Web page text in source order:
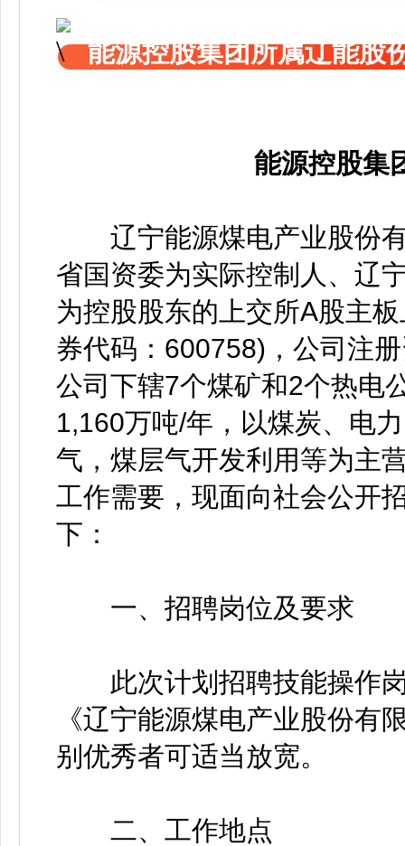
能源控股集团所属辽能股
能源控股集
辽宁能源煤电产业股份有
省国资委为实际控制人、辽
为控股股东的上交所A股主
券代码：600758)，公司注
公司下辖7个煤矿和2个热电
1,160万吨/年，以煤炭、电
气，煤层气开发利用等为主
工作需要，现面向社会公开
下：
一、招聘岗位及要求
此次计划招聘技能操作岗
《辽宁能源煤电产业股份有
别优秀者可适当放宽。
二、工作地点